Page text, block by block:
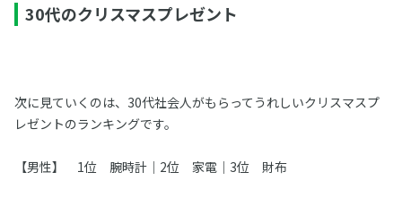
30代のクリスマスプレゼント
次に見ていくのは、30代社会人がもらってうれしいクリスマスプ
レゼントのランキングです。
【男性】 1位 腕時計｜2位 家電｜3位 財布